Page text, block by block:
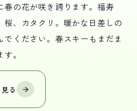
春の花が咲き誇ります。福寿
桜、カタクリ。暖かな日差しの
でください。春スキーもまだま
。
見る